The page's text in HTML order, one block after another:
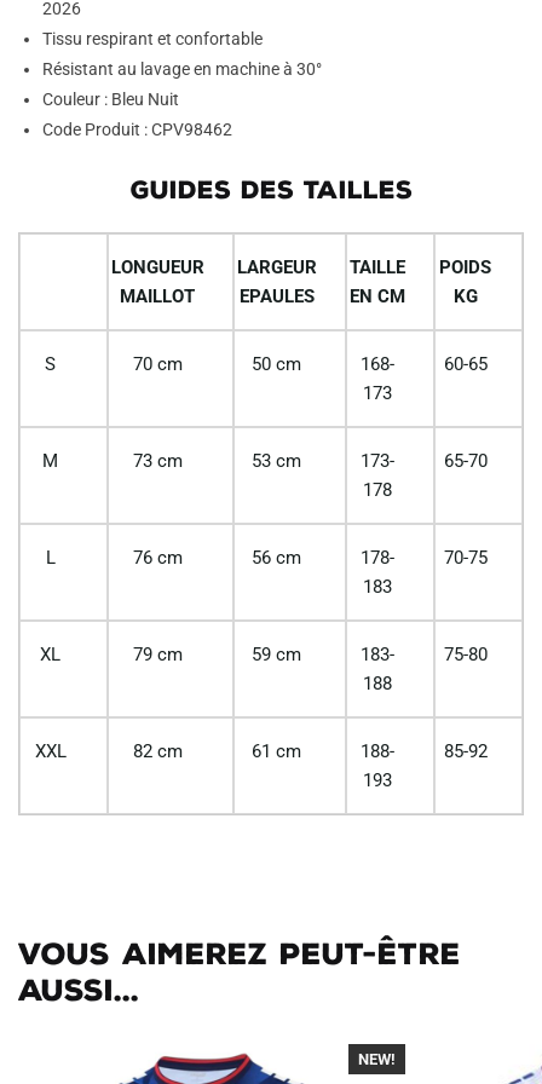
2026
Tissu respirant et confortable
Résistant au lavage en machine à 30°
Couleur : Bleu Nuit
Code Produit : CPV98462
GUIDES DES TAILLES
LONGUEUR
MAILLOT
LARGEUR
EPAULES
TAILLE
EN CM
POIDS
KG
S 70 cm 50 cm
168-
173
60-65
M 73 cm 53 cm
173-
178
65-70
L 76 cm 56 cm
178-
183
70-75
XL 79 cm 59 cm
183-
188
75-80
XXL 82 cm 61 cm
188-
193
85-92
Vous aimerez peut-être
aussi...
-40%
NEW!